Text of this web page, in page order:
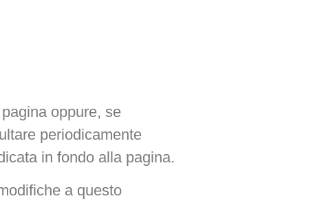
oppure, se
periodicamente
in fondo alla pagina.
a questo